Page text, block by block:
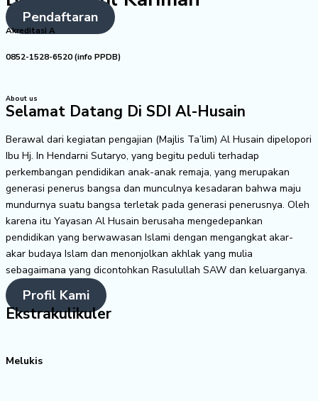
Pendaftaran
Akreditasi A
0852-1528-6520 (info PPDB)
About us
Selamat Datang Di SDI Al-Husain
Berawal dari kegiatan pengajian (Majlis Ta’lim) Al Husain dipelopori
Ibu Hj. In Hendarni Sutaryo, yang begitu peduli terhadap
perkembangan pendidikan anak-anak remaja, yang merupakan
generasi penerus bangsa dan munculnya kesadaran bahwa maju
mundurnya suatu bangsa terletak pada generasi penerusnya. Oleh
karena itu Yayasan Al Husain berusaha mengedepankan
pendidikan yang berwawasan Islami dengan mengangkat akar-
akar budaya Islam dan menonjolkan akhlak yang mulia
sebagaimana yang dicontohkan Rasulullah SAW dan keluarganya.
Profil Kami
Ekstrakulikuler
Melukis